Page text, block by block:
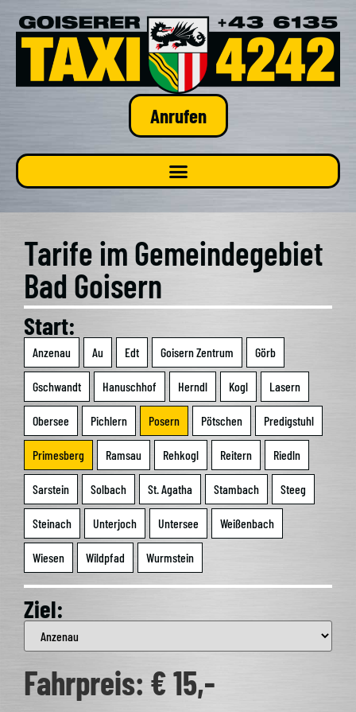
Anrufen
Tari­fe im Gemein­de­ge­biet
Bad Goi­sern
Start:
Anzen­au Au Edt Goi­sern Zen­trum Görb
Gschwandt Hanusch­hof Herndl Kogl Lasern
Ober­see Pich­lern Posern Pötschen Pre­dig­stuhl
Pri­mes­berg Ram­sau Reh­kogl Rei­tern Riedln
Sar­stein Sol­bach St. Aga­tha Stam­bach Steeg
Stein­ach Unter­joch Unter­see Wei­ßen­bach
Wie­sen Wild­pfad Wurm­stein
Ziel:
Fahr­preis: € 15,-